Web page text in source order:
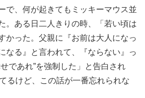
で、何が起きてもミッキーマウス並
。ある日二人きりの時、「若い頃は
かった。父親に『お前は大人になっ
なる』と言われて、『ならない』っ
であれ”を強制した」と告白され
るけど、この話が一番忘れられな